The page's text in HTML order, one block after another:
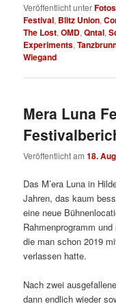
Veröffentlicht unter
Festival, Blitz Union,
The Lost,OMD,Qntal,
Experiments,
Wiegand
Mera Luna
Veröffentlicht am18.
Das M’era Luna in
Jahren, das kaum
eine neue
Rahmenprogramm
die man schon 2019
verlassen hatte.
Nach zwei
dann endlich wieder